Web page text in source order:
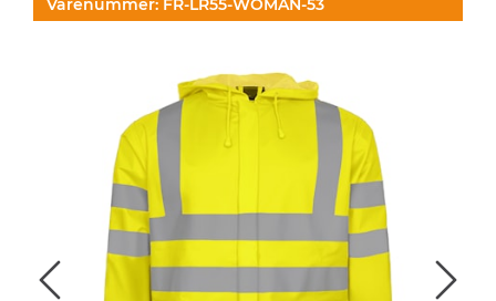
Varenummer: FR-LR55-WOMAN-53